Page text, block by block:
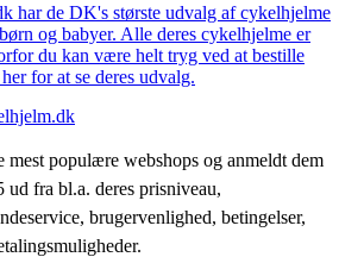
har de DK's største udvalg af cykelhjelme
og babyer. Alle deres cykelhjelme er
du kan være helt tryg ved at bestille
for at se deres udvalg.
mest populære webshops og anmeldt dem
ud fra bl.a. deres prisniveau,
brugervenlighed, betingelser,